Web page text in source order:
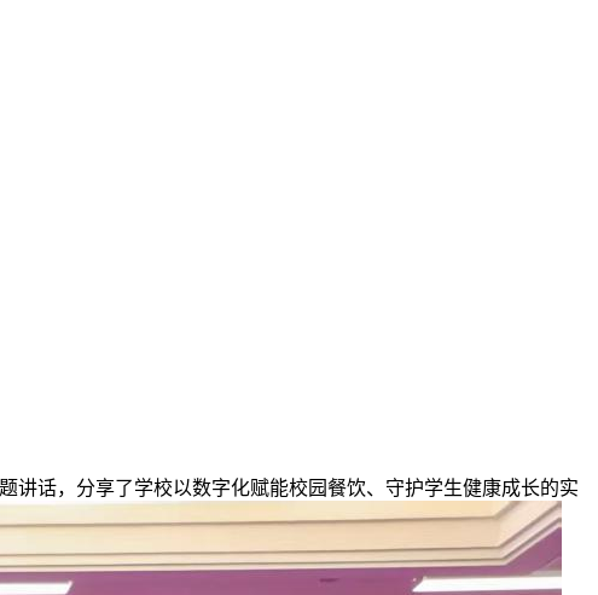
话，分享了学校以数字化赋能校园餐饮、守护学生健康成长的实